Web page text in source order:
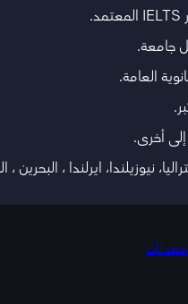
جامعة.
نيوزيلندا، ايرلندا ، البحرين ،